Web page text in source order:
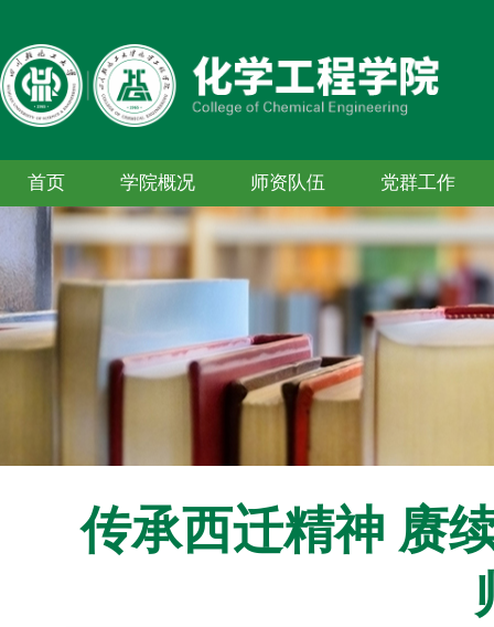
首页 学院概况 师资队伍 党群工作
传承西迁精神 赓